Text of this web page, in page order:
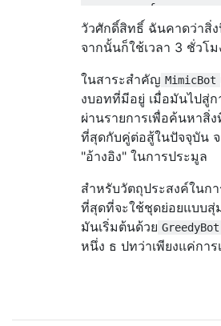
        reference
try {
            enemy
=
return;
if (!bidders.
            bidders
.
int best = 0 ;
for (Class<?
try {
วัวศักดิ์สิทธิ์ ฉันคาดว่าสิ่ง
จากนั้นก็ใช้เวลา 3 ชั่วโ
ในสาระสำคัญ MimicBot
งบอทที่มีอยู่ เมื่อมันไปสู่
ผ่านรายการเพื่อค้นหาสิ่
ที่สุดกับคู่ต่อสู้ในปัจจุบัน
"อ้างอิง" ในการประมูล
สำหรับวัตถุประสงค์ในก
ที่สุดที่จะใช้ชุดย่อยแบบสุ่
มันเริ่มต้นด้วย GreedyBot
หนึ่ง ธ ปทว่าเพียงแค่กา